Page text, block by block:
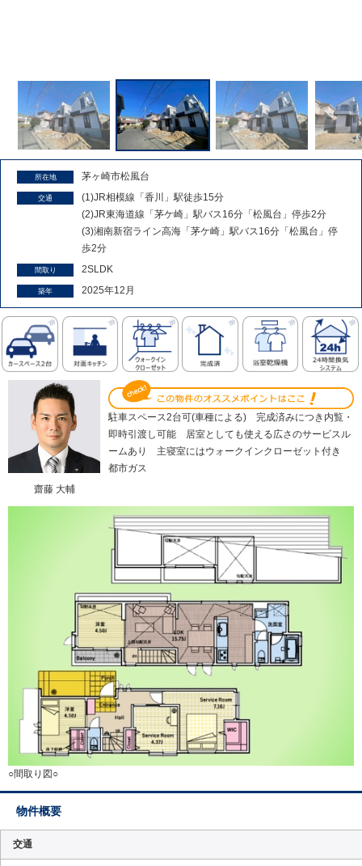
所在地 茅ヶ崎市松風台
交通
(1)JR相模線「香川」駅徒歩15分
(2)JR東海道線「茅ケ崎」駅バス16分「松風台」停歩2分
(3)湘南新宿ライン高海「茅ケ崎」駅バス16分「松風台」停
歩2分
間取り 2SLDK
築年 2025年12月
齋藤 大輔
駐車スペース2台可(車種による) 完成済みにつき内覧・
即時引渡し可能 居室としても使える広さのサービスル
ームあり 主寝室にはウォークインクローゼット付き
都市ガス
○間取り図○
物件概要
交通